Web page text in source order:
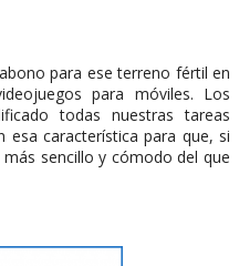
para ese terreno fértil en
para móviles. Los
todas nuestras tareas
característica para que, si
sencillo y cómodo del que